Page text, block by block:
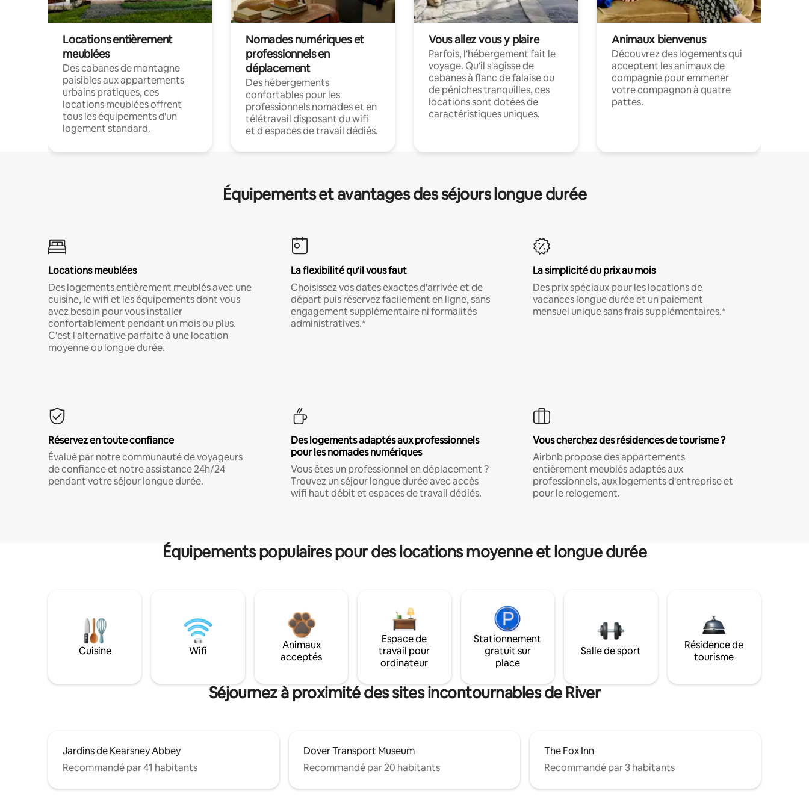
Locations entièrement
meublées
Des cabanes de montagne
paisibles aux appartements
urbains pratiques, ces
locations meublées offrent
tous les équipements d'un
logement standard.
Nomades numériques et
professionnels en
déplacement
Des hébergements
confortables pour les
professionnels nomades et en
télétravail disposant du wifi
et d'espaces de travail dédiés.
Vous allez vous y plaire
Parfois, l'hébergement fait le
voyage. Qu'il s'agisse de
cabanes à flanc de falaise ou
de péniches tranquilles, ces
locations sont dotées de
caractéristiques uniques.
Animaux bienvenus
Découvrez des logements qui
acceptent les animaux de
compagnie pour emmener
votre compagnon à quatre
pattes.
Équipements et avantages des séjours longue durée
Locations meublées
Des logements entièrement meublés avec une
cuisine, le wifi et les équipements dont vous
avez besoin pour vous installer
confortablement pendant un mois ou plus.
C'est l'alternative parfaite à une location
moyenne ou longue durée.
La flexibilité qu'il vous faut
Choisissez vos dates exactes d'arrivée et de
départ puis réservez facilement en ligne, sans
engagement supplémentaire ni formalités
administratives.*
La simplicité du prix au mois
Des prix spéciaux pour les locations de
vacances longue durée et un paiement
mensuel unique sans frais supplémentaires.*
Réservez en toute confiance
Évalué par notre communauté de voyageurs
de confiance et notre assistance 24h/24
pendant votre séjour longue durée.
Des logements adaptés aux professionnels
pour les nomades numériques
Vous êtes un professionnel en déplacement ?
Trouvez un séjour longue durée avec accès
wifi haut débit et espaces de travail dédiés.
Vous cherchez des résidences de tourisme ?
Airbnb propose des appartements
entièrement meublés adaptés aux
professionnels, aux logements d'entreprise et
pour le relogement.
Équipements populaires pour des locations moyenne et longue durée
Cuisine Wifi
Animaux
acceptés
Espace de
travail pour
ordinateur
Stationnement
gratuit sur
place
Salle de sport
Résidence de
tourisme
Séjournez à proximité des sites incontournables de River
Jardins de Kearsney Abbey
Recommandé par 41 habitants
Dover Transport Museum
Recommandé par 20 habitants
The Fox Inn
Recommandé par 3 habitants